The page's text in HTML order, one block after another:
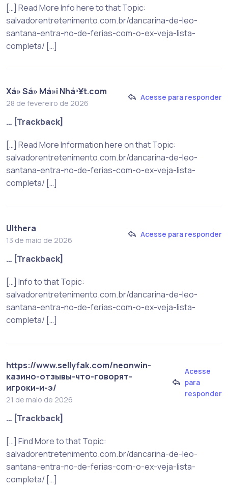
[…] Read More Info here to that Topic:
salvadorentretenimento.com.br/dancarina-de-leo-
santana-entra-no-de-ferias-com-o-ex-veja-lista-
completa/ […]
Xá» Sá» Má»i Nháº¥t.com
28 de fevereiro de 2026
Acesse para responder
… [Trackback]
[…] Read More Information here on that Topic:
salvadorentretenimento.com.br/dancarina-de-leo-
santana-entra-no-de-ferias-com-o-ex-veja-lista-
completa/ […]
Ulthera
13 de maio de 2026
Acesse para responder
… [Trackback]
[…] Info to that Topic:
salvadorentretenimento.com.br/dancarina-de-leo-
santana-entra-no-de-ferias-com-o-ex-veja-lista-
completa/ […]
https://www.sellyfak.com/neonwin-
казино-отзывы-что-говорят-
игроки-и-э/
21 de maio de 2026
Acesse
para
responder
… [Trackback]
[…] Find More to that Topic:
salvadorentretenimento.com.br/dancarina-de-leo-
santana-entra-no-de-ferias-com-o-ex-veja-lista-
completa/ […]